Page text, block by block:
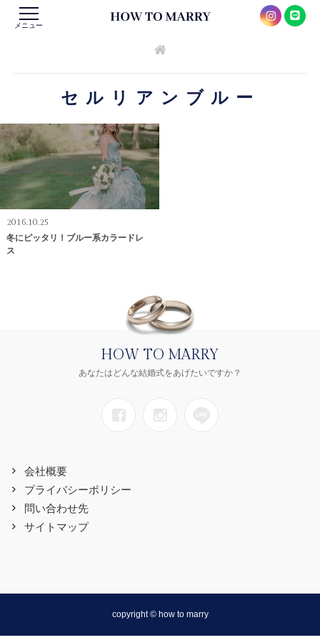
メニュー
セルリアンブルー
2016.10.25
冬にピッタリ！ブルー系カラードレ
ス
HOW TO MARRY
あなたはどんな結婚式をあげたいですか？
会社概要
プライバシーポリシー
問い合わせ先
サイトマップ
copyright © how to marry